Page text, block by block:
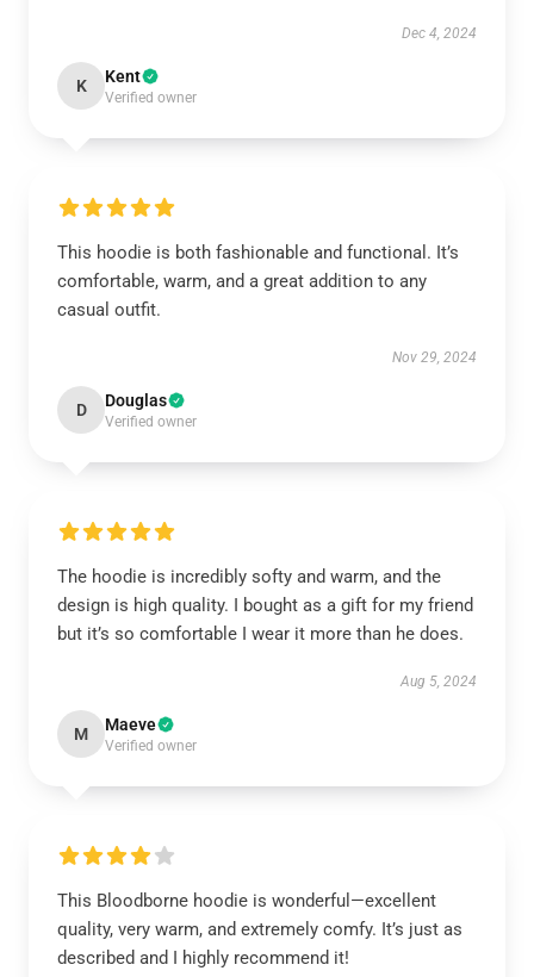
Dec 4, 2024
K Kent
Verified owner
This hoodie is both fashionable and functional. It’s
comfortable, warm, and a great addition to any
casual outfit.
Nov 29, 2024
D Douglas
Verified owner
The hoodie is incredibly softy and warm, and the
design is high quality. I bought as a gift for my friend
but it’s so comfortable I wear it more than he does.
Aug 5, 2024
M Maeve
Verified owner
This Bloodborne hoodie is wonderful—excellent
quality, very warm, and extremely comfy. It’s just as
described and I highly recommend it!